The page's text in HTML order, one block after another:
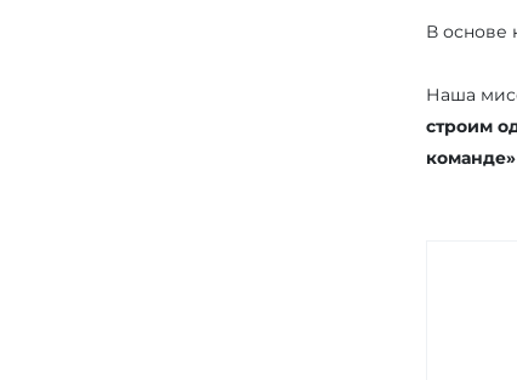
В основе
Наша
строим
команде»